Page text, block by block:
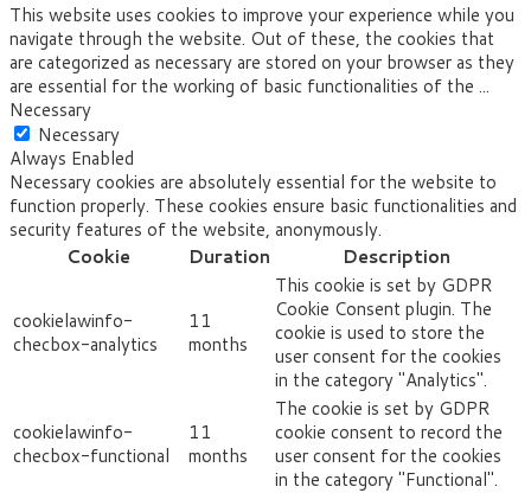
This website uses cookies to improve your experience while you
navigate through the website. Out of these, the cookies that
are categorized as necessary are stored on your browser as they
are essential for the working of basic functionalities of the ...
Necessary
Necessary
Always Enabled
Necessary cookies are absolutely essential for the website to
function properly. These cookies ensure basic functionalities and
security features of the website, anonymously.
Cookie
Duration Description
cookielawinfo-
checbox-analytics
11
months
This cookie is set by GDPR
Cookie Consent plugin. The
cookie is used to store the
user consent for the cookies
in the category "Analytics".
cookielawinfo-
checbox-functional
11
months
The cookie is set by GDPR
cookie consent to record the
user consent for the cookies
in the category "Functional".